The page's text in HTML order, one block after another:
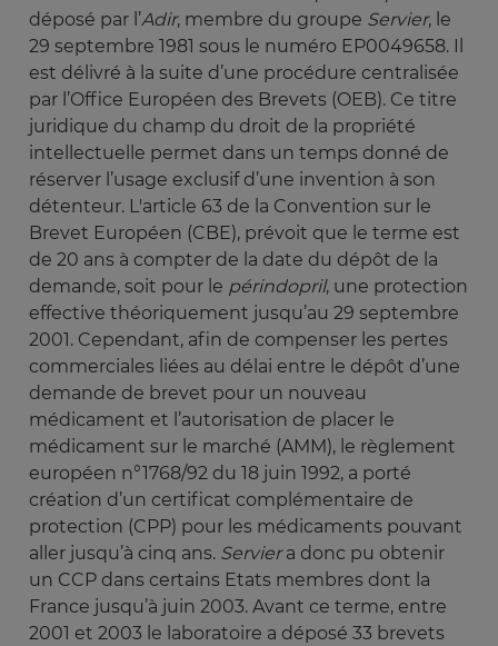
déposé par l’Adir, membre du groupe Servier, le
29 septembre 1981 sous le numéro EP0049658. Il
est délivré à la suite d’une procédure centralisée
par l’Office Européen des Brevets (OEB). Ce titre
juridique du champ du droit de la propriété
intellectuelle permet dans un temps donné de
réserver l’usage exclusif d’une invention à son
détenteur. L'article 63 de la Convention sur le
Brevet Européen (CBE), prévoit que le terme est
de 20 ans à compter de la date du dépôt de la
demande, soit pour le périndopril, une protection
effective théoriquement jusqu’au 29 septembre
2001. Cependant, afin de compenser les pertes
commerciales liées au délai entre le dépôt d’une
demande de brevet pour un nouveau
médicament et l’autorisation de placer le
médicament sur le marché (AMM), le règlement
européen n°1768/92 du 18 juin 1992, a porté
création d’un certificat complémentaire de
protection (CPP) pour les médicaments pouvant
aller jusqu’à cinq ans. Serviera donc pu obtenir
un CCP dans certains Etats membres dont la
France jusqu’à juin 2003. Avant ce terme, entre
2001 et 2003 le laboratoire a déposé 33 brevets